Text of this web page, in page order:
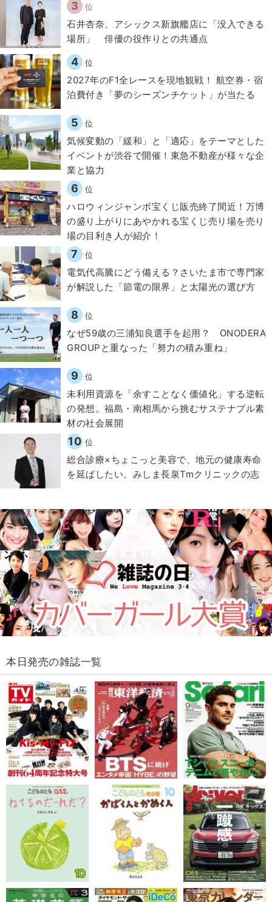
3 位
石井杏奈、アシックス新旗艦店に「没入できる
場所」 俳優の役作りとの共通点
4 位
2027年のF1全レースを現地観戦！ 航空券・宿
泊費付き「夢のシーズンチケット」が当たる
5 位
気候変動の「緩和」と「適応」をテーマとした
イベントが渋谷で開催！東急不動産が様々な企
業と協力
6 位
ハロウィンジャンボ宝くじ販売終了間近！万博
の盛り上がりにあやかれる宝くじ売り場を売り
場の目利き人が紹介！
7 位
電気代高騰にどう備える？さいたま市で専門家
が解説した「節電の限界」と太陽光の選び方
8 位
なぜ59歳の三浦知良選手を起用？ ONODERA
GROUPと重なった「努力の積み重ね」
9 位
​​未利用資源を「余すことなく価値化」する逆転
の発想。福島・南相馬から挑むサステナブル素
材の社会展開​
10 位
総合診療×ちょこっと美容で、地元の健康寿命
を延ばしたい。みしま長泉Tmクリニックの志
本日発売の雑誌一覧